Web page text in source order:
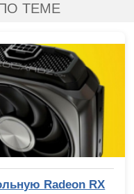
ТЕМЕ
Radeon RX